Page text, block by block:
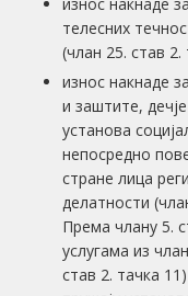
телесних
(члан 25. став
износ накнаде
и заштите,
установа
непосредно
стране лица
делатности
Према члану 5.
услугама из
став 2. тачка